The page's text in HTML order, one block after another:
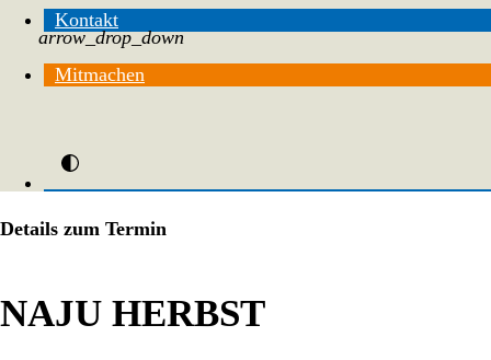
Kontakt
Mitmachen
arrow_drop_down
Details zum Termin
NAJU HERBST